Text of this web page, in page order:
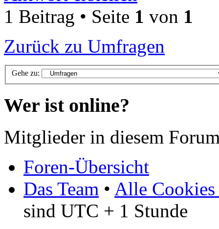
1 Beitrag • Seite 1 von 1
Zurück zu Umfragen
Gehe zu:
Wer ist online?
Mitglieder in diesem
Foren-Übersicht
Das Team • Alle Cookies
sind UTC + 1 Stunde